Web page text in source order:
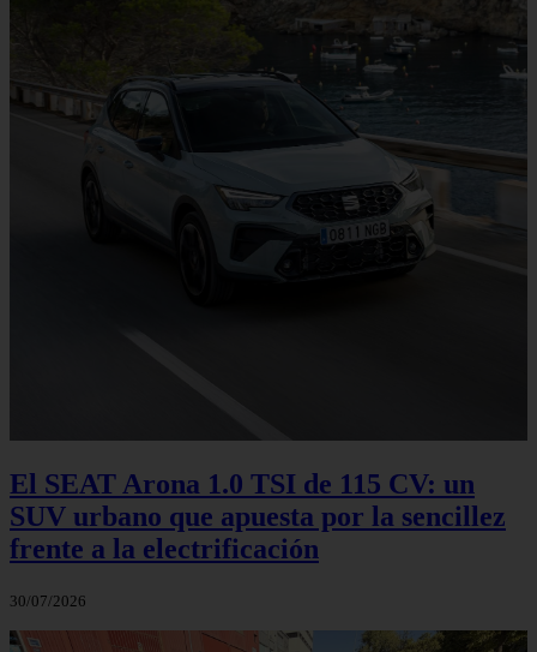
El SEAT Arona 1.0 TSI de 115 CV: un
SUV urbano que apuesta por la sencillez
frente a la electrificación
30/07/2026